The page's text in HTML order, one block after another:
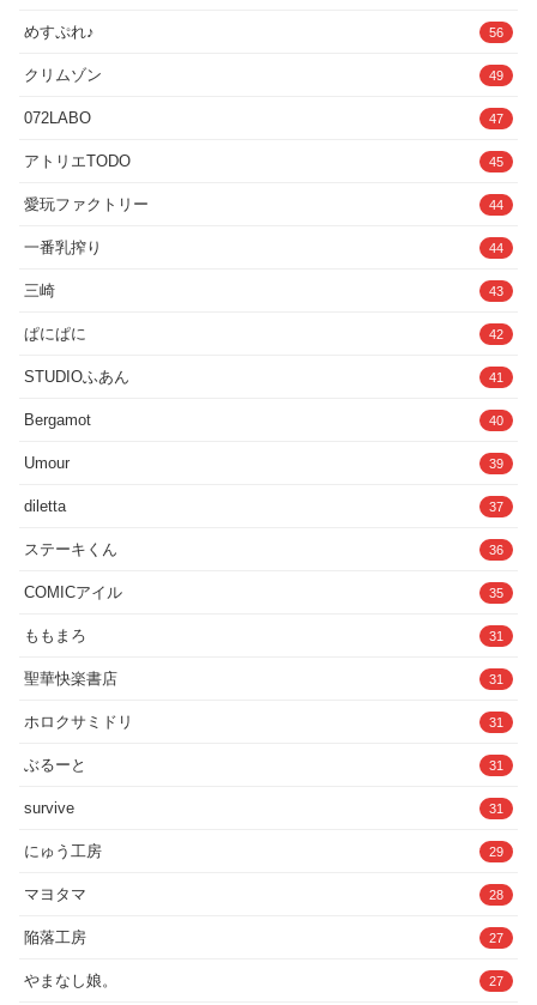
いご説明はCi-enをご確認ください！【自己紹介】◆進藤あずさにつ
SMやドミサブなどの性癖が大好きな進藤あずさです！サークルやCi-
SNS・X@shindo_azusaファンクラブ（有料プラン）・Ci-en・
Fantia◆あずさうんどについて進藤あずさが自身で運営している、実
演音声サークルです。・初体験アダルトグッズレビュー・性癖や過激
特化企画・日常やそのときの気分でする実演・高音質バイノーラルマ
などなど…エッチな音声が盛りだくさん！毎月新作を販売させていた
で、ぜひフォローをしていただき、これからも応援よろしくお願いし
めすぷれ♪ 56
クリムゾン 49
072LABO 47
アトリエTODO 45
愛玩ファクトリー 44
一番乳搾り 44
三崎 43
ぱにぱに 42
STUDIOふあん 41
Bergamot 40
Umour 39
diletta 37
ステーキくん 36
COMICアイル 35
ももまろ 31
聖華快楽書店 31
ホロクサミドリ 31
ぶるーと 31
survive 31
にゅう工房 29
マヨタマ 28
陥落工房 27
やまなし娘。 27